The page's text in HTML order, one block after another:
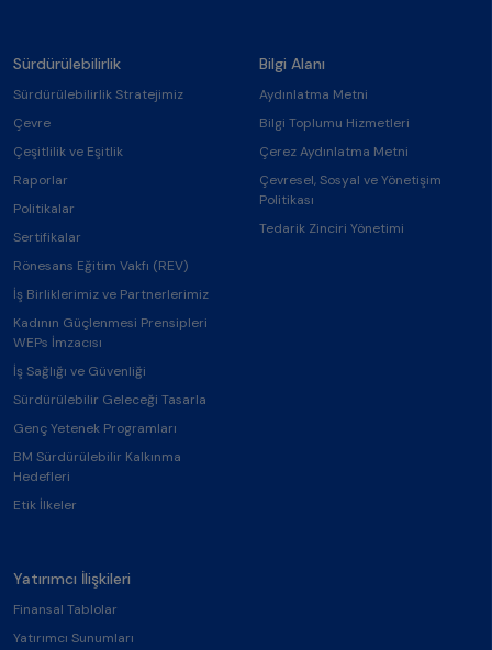
Sürdürülebilirlik
Sürdürülebilirlik Stratejimiz
Çevre
Çeşitlilik ve Eşitlik
Raporlar
Politikalar
Sertifikalar
Rönesans Eğitim Vakfı (REV)
İş Birliklerimiz ve Partnerlerimiz
Kadının Güçlenmesi Prensipleri
WEPs İmzacısı
İş Sağlığı ve Güvenliği
Sürdürülebilir Geleceği Tasarla
Genç Yetenek Programları
BM Sürdürülebilir Kalkınma
Hedefleri
Etik İlkeler
Bilgi Alanı
Aydınlatma Metni
Bilgi Toplumu Hizmetleri
Çerez Aydınlatma Metni
Çevresel, Sosyal ve Yönetişim
Politikası
Tedarik Zinciri Yönetimi
Yatırımcı İlişkileri
Finansal Tablolar
Yatırımcı Sunumları